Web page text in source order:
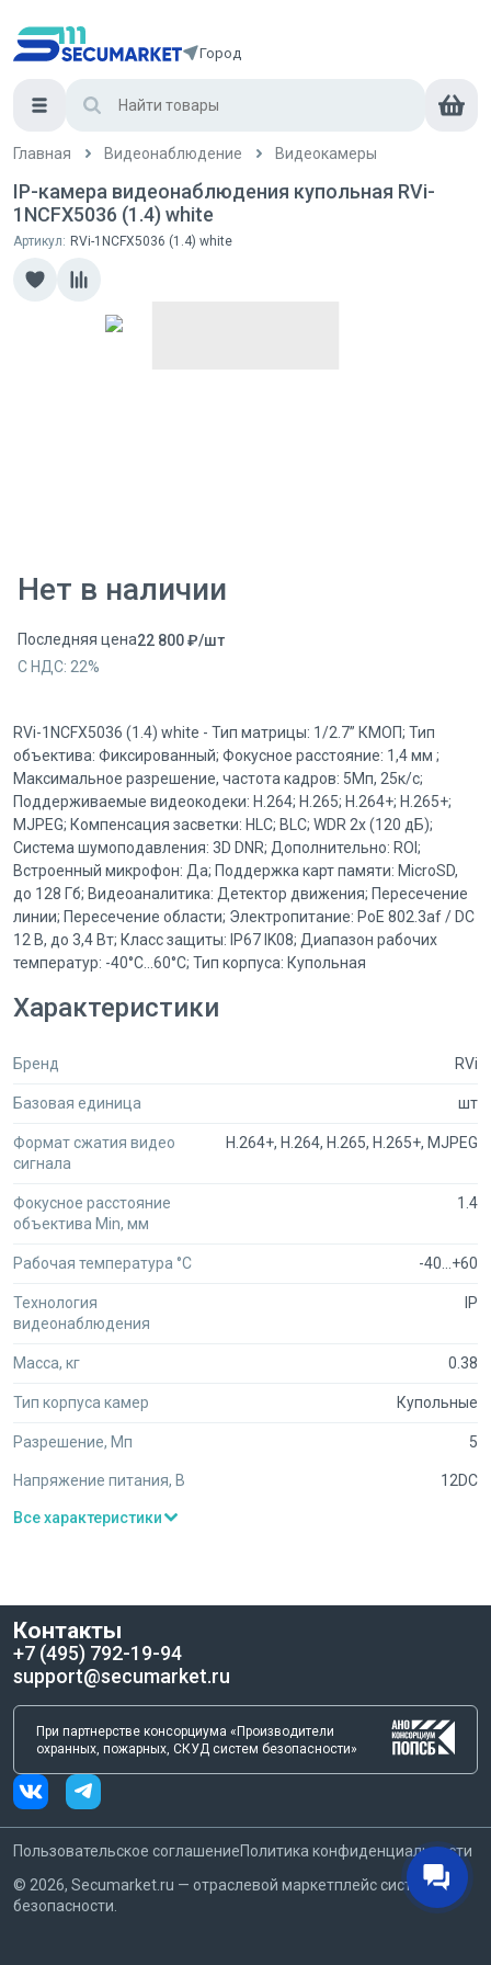
Город
Главная Видеонаблюдение Видеокамеры
IP-камера видеонаблюдения купольная RVi-
1NCFX5036 (1.4) white
Артикул: RVi-1NCFX5036 (1.4) white
Нет в наличии
Последняя цена22 800₽/шт
С НДС: 22%
RVi-1NCFX5036 (1.4) white - Тип матрицы: 1/2.7” КМОП; Тип
объектива: Фиксированный; Фокусное расстояние: 1,4 мм ;
Максимальное разрешение, частота кадров: 5Мп, 25к/с;
Поддерживаемые видеокодеки: H.264; H.265; H.264+; H.265+;
MJPEG; Компенсация засветки: HLC; BLC; WDR 2x (120 дБ);
Система шумоподавления: 3D DNR; Дополнительно: ROI;
Встроенный микрофон: Да; Поддержка карт памяти: MicroSD,
до 128 Гб; Видеоаналитика: Детектор движения; Пересечение
линии; Пересечение области; Электропитание: PoE 802.3af / DC
12 В, до 3,4 Вт; Класс защиты: IP67 IK08; Диапазон рабочих
температур: -40°С...60°С; Тип корпуса: Купольная
Характеристики
Бренд RVi
Базовая единица шт
Формат сжатия видео
сигнала
H.264+, H.264, H.265, H.265+, MJPEG
Фокусное расстояние
объектива Min, мм
1.4
Рабочая температура °C -40...+60
Технология
видеонаблюдения
IP
Масса, кг 0.38
Тип корпуса камер Купольные
Разрешение, Мп 5
Напряжение питания, В 12DC
Все характеристики
Контакты
+7 (495) 792-19-94
support@secumarket.ru
При партнерстве консорциума «Производители
охранных, пожарных, СКУД систем безопасности»
Пользовательское соглашениеПолитика конфиденциальности
© 2026, Secumarket.ru — отраслевой маркетплейс систем
безопасности.